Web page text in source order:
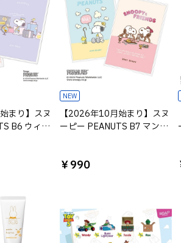
まり】スヌ
B6 ウィー
NEW
【2026年10月始まり】スヌ
ーピー PEANUTS B7 マンス
￥990